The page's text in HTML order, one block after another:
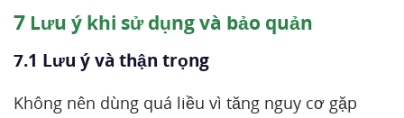
7 Lưu ý khi sử dụng và bảo quản
7.1 Lưu ý và thận trọng
Không nên dùng quá liều vì tăng nguy cơ gặp